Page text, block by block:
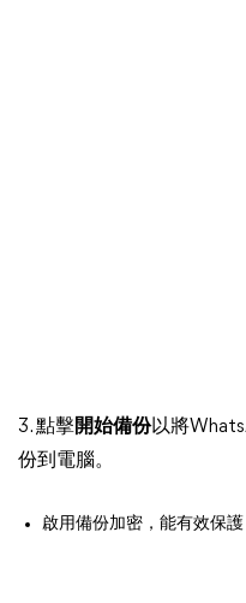
3. 點擊開始備份以將
份到電腦。
啟用備份加密，能有效保護